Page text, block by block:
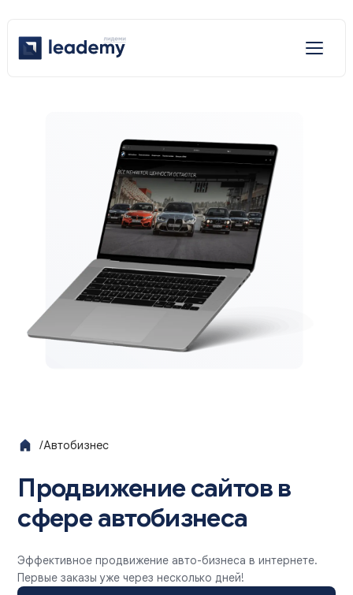
Наши решения
/Автобизнес
Продвижение сайтов в
сфере автобизнеса
Эффективное продвижение авто-бизнеса в интернете.
Первые заказы уже через несколько дней!